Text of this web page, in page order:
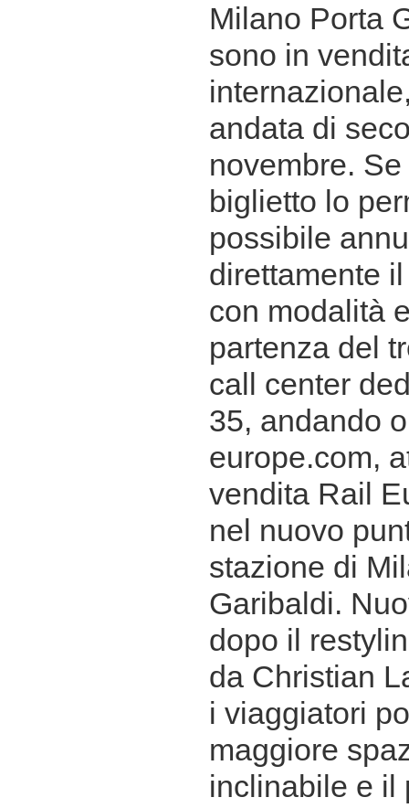
Milano Porta
sono in
andata di
novembre.
biglietto lo
possibile
direttamente
con modalità
partenza del
call center
35, andando
europe.com,
vendita Rail
nel nuovo
stazione di
Garibaldi.
dopo il
da Christian
i viaggiatori
maggiore
inclinabile e il